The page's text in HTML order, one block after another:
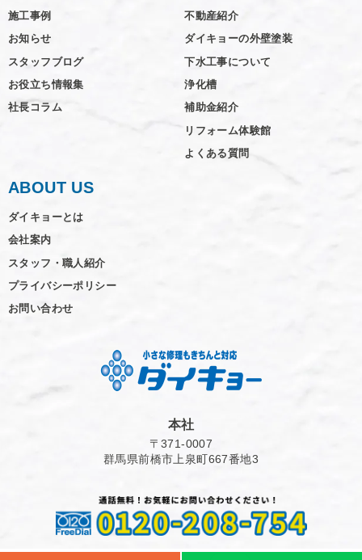
施工事例
お知らせ
スタッフブログ
お役立ち情報集
社長コラム
不動産紹介
ダイキョーの外壁塗装
下水工事について
浄化槽
補助金紹介
リフォーム体験館
よくある質問
ABOUT US
ダイキョーとは
会社案内
スタッフ・職人紹介
プライバシーポリシー
お問い合わせ
本社
〒371-0007
群馬県前橋市上泉町667番地3